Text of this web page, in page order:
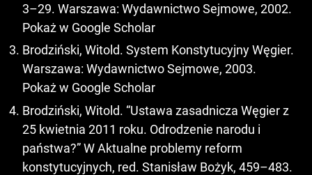
3–29. Warszawa: Wydawnictwo Sejmowe, 2002.
Pokaż w Google Scholar
Brodziński, Witold. System Konstytucyjny Węgier.
Warszawa: Wydawnictwo Sejmowe, 2003.
Pokaż w Google Scholar
Brodziński, Witold. “Ustawa zasadnicza Węgier z
25 kwietnia 2011 roku. Odrodzenie narodu i
państwa?” W Aktualne problemy reform
konstytucyjnych, red. Stanisław Bożyk, 459–483.